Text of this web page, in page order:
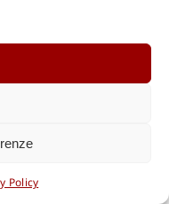
Policy
“Nuovo Millennio”
Millennio” collection